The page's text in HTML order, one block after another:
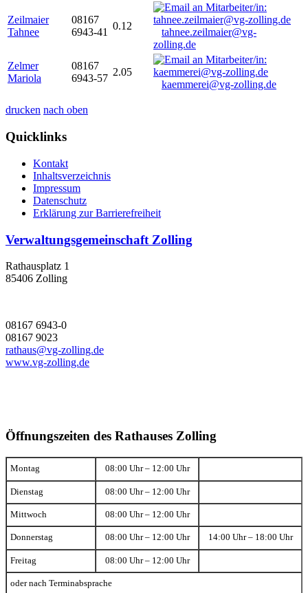
Zeilmaier
Tahnee
08167
6943-41
0.12
tahnee.zeilmaier@vg-
zolling.de
Zelmer
Mariola
08167
6943-57
2.05
kaemmerei@vg-zolling.de
drucken nach oben
Quicklinks
Kontakt
Inhaltsverzeichnis
Impressum
Datenschutz
Erklärung zur Barrierefreiheit
Verwaltungsgemeinschaft Zolling
Rathausplatz 1
85406 Zolling
08167 6943-0
08167 9023
rathaus@vg-zolling.de
www.vg-zolling.de
Öffnungszeiten des Rathauses Zolling
Montag 08:00 Uhr – 12:00 Uhr
Dienstag 08:00 Uhr – 12:00 Uhr
Mittwoch 08:00 Uhr – 12:00 Uhr
Donnerstag 08:00 Uhr – 12:00 Uhr 14:00 Uhr – 18:00 Uhr
Freitag 08:00 Uhr – 12:00 Uhr
oder nach Terminabsprache